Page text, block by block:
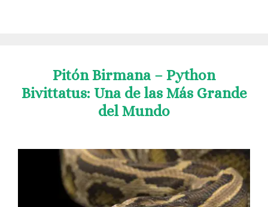
Pitón Birmana – Python
Bivittatus: Una de las Más Grande
del Mundo